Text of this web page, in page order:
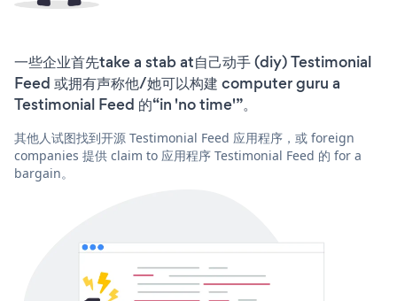
一些企业首先take a stab at自己动手 (diy) Testimonial
Feed 或拥有声称他/她可以构建 computer guru a
Testimonial Feed 的“in 'no time'”。
其他人试图找到开源 Testimonial Feed 应用程序，或 foreign
companies 提供 claim to 应用程序 Testimonial Feed 的 for a
bargain。